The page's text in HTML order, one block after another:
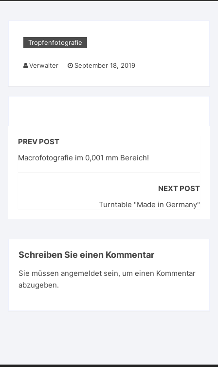
Tropfenfotografie
Verwalter September 18, 2019
PREV POST
Macrofotografie im 0,001 mm Bereich!
NEXT POST
Turntable "Made in Germany"
Schreiben Sie einen Kommentar
Sie müssenangemeldet sein, um einen Kommentar
abzugeben.